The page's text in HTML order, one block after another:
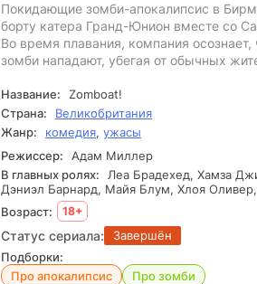
Покидающие зомби-апокалипсис в
борту катера Гранд-Юнион вместе со
Во время плавания, компания
зомби нападают, убегая от обычных
Название: Zomboat!
Страна:
Великобритания
Жанр:
комедия, ужасы
Режиссер:
Адам Миллер
В главных ролях:
Леа Брадехед, Хамза
Дэниэл Барнард, Майя Блум, Хлоя
Возраст:
18+
Статус сериала:
Завершён
Подборки:
Про апокалипсис
Про зомби